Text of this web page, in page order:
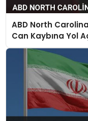
ABD North
Can Kaybına Yol